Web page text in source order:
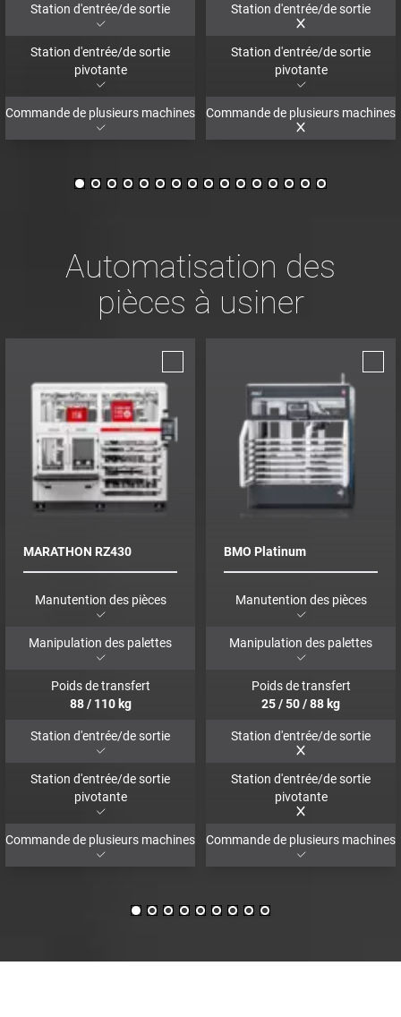
Station d'entrée/de sortie
Station d'entrée/de sortie
pivotante
Commande de plusieurs machines
Station d'entrée/de sortie
Station d'entrée/de sortie
pivotante
Commande de plusieurs machines
Automatisation des
pièces à usiner
MARATHON RZ430
Manutention des pièces
Manipulation des palettes
Poids de transfert
88 / 110 kg
Station d'entrée/de sortie
Station d'entrée/de sortie
pivotante
Commande de plusieurs machines
BMO Platinum
Manutention des pièces
Manipulation des palettes
Poids de transfert
25/50/88 kg
Station d'entrée/de sortie
Station d'entrée/de sortie
pivotante
Commande de plusieurs machines